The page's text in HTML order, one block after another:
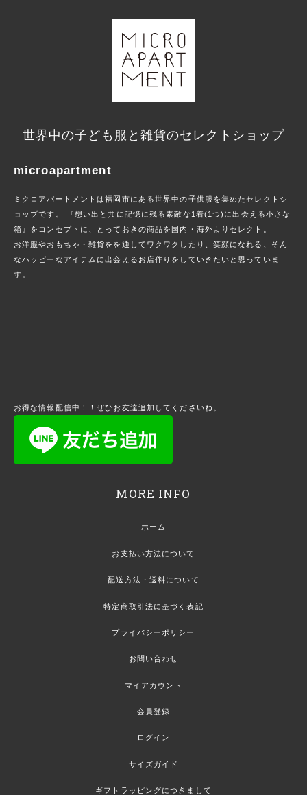
世界中の子ども服と雑貨のセレクトショップ
microapartment
ミクロアパートメントは福岡市にある世界中の子供服を集めたセレクトシ
ョップです。 『想い出と共に記憶に残る素敵な1着(1つ)に出会える小さな
箱』をコンセプトに、とっておきの商品を国内・海外よりセレクト。
お洋服やおもちゃ・雑貨をを通してワクワクしたり、笑顔になれる、そん
なハッピーなアイテムに出会えるお店作りをしていきたいと思っていま
す。
お得な情報配信中！！ぜひお友達追加してくださいね。
MORE INFO
ホーム
お支払い方法について
配送方法・送料について
特定商取引法に基づく表記
プライバシーポリシー
お問い合わせ
マイアカウント
会員登録
ログイン
サイズガイド
ギフトラッピングにつきまして